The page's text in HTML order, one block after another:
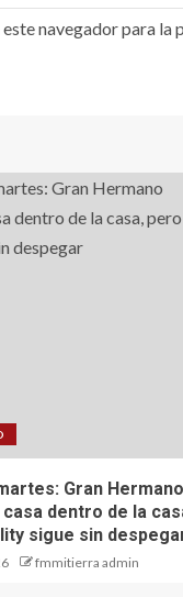
navegador para la
Gran Hermano
dentro de la
sigue sin
fmmitierra admin